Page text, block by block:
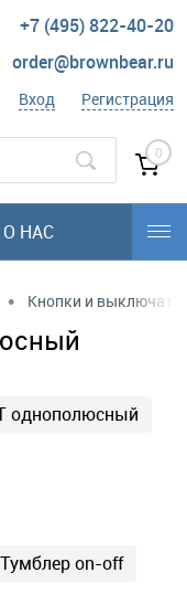
+7 (495) 822-40-20
order@brownbear.ru
Вход Регистрация
0
О НАС
• Кнопки и
однополюсный
Тумблер on-off